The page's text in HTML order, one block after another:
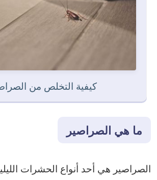
كيفية التخلص من
ما هي الصراصير
الصراصير هي أحد أنواع الحشرات